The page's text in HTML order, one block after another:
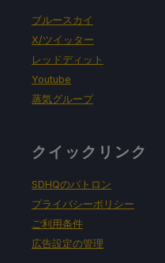
ブルースカイ
X/ツイッター
レッドディット
Youtube
蒸気グループ
クイックリンク
SDHQのパトロン
プライバシーポリシー
ご利用条件
広告設定の管理